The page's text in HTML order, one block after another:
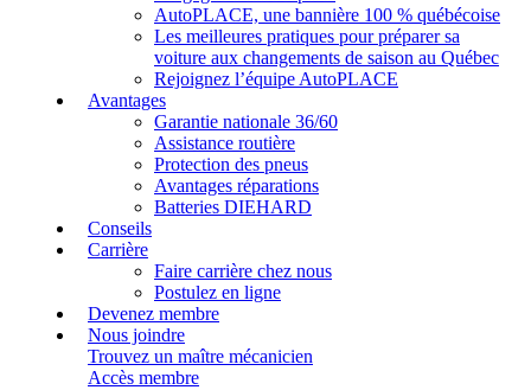
AutoPLACE, une bannière 100 % québécoise
Les meilleures pratiques pour préparer sa
voiture aux changements de saison au Québec
Rejoignez l’équipe AutoPLACE
Avantages
Garantie nationale 36/60
Assistance routière
Protection des pneus
Avantages réparations
Batteries DIEHARD
Conseils
Carrière
Faire carrière chez nous
Postulez en ligne
Devenez membre
Nous joindre
Trouvez un maître mécanicien
Accès membre